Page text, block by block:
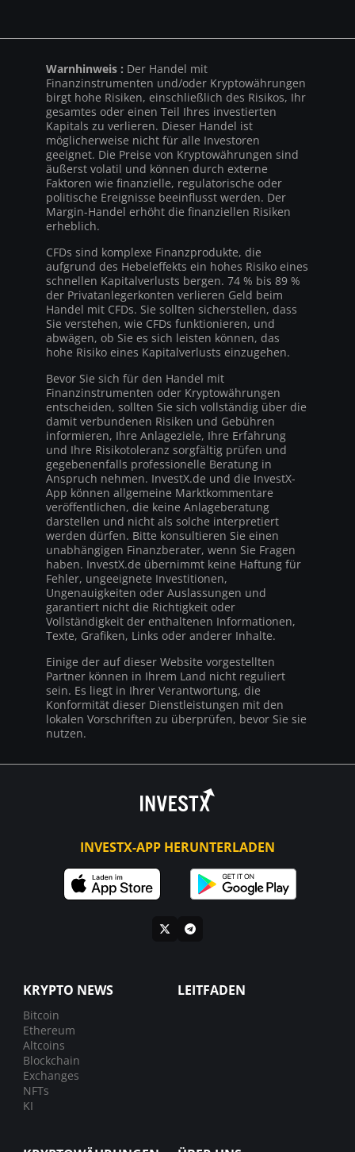
Warnhinweis : Der Handel mit
Finanzinstrumenten und/oder Kryptowährungen
birgt hohe Risiken, einschließlich des Risikos, Ihr
gesamtes oder einen Teil Ihres investierten
Kapitals zu verlieren. Dieser Handel ist
möglicherweise nicht für alle Investoren
geeignet. Die Preise von Kryptowährungen sind
äußerst volatil und können durch externe
Faktoren wie finanzielle, regulatorische oder
politische Ereignisse beeinflusst werden. Der
Margin-Handel erhöht die finanziellen Risiken
erheblich.
CFDs sind komplexe Finanzprodukte, die
aufgrund des Hebeleffekts ein hohes Risiko eines
schnellen Kapitalverlusts bergen. 74 % bis 89 %
der Privatanlegerkonten verlieren Geld beim
Handel mit CFDs. Sie sollten sicherstellen, dass
Sie verstehen, wie CFDs funktionieren, und
abwägen, ob Sie es sich leisten können, das
hohe Risiko eines Kapitalverlusts einzugehen.
Bevor Sie sich für den Handel mit
Finanzinstrumenten oder Kryptowährungen
entscheiden, sollten Sie sich vollständig über die
damit verbundenen Risiken und Gebühren
informieren, Ihre Anlageziele, Ihre Erfahrung
und Ihre Risikotoleranz sorgfältig prüfen und
gegebenenfalls professionelle Beratung in
Anspruch nehmen. InvestX.de und die InvestX-
App können allgemeine Marktkommentare
veröffentlichen, die keine Anlageberatung
darstellen und nicht als solche interpretiert
werden dürfen. Bitte konsultieren Sie einen
unabhängigen Finanzberater, wenn Sie Fragen
haben. InvestX.de übernimmt keine Haftung für
Fehler, ungeeignete Investitionen,
Ungenauigkeiten oder Auslassungen und
garantiert nicht die Richtigkeit oder
Vollständigkeit der enthaltenen Informationen,
Texte, Grafiken, Links oder anderer Inhalte.
Einige der auf dieser Website vorgestellten
Partner können in Ihrem Land nicht reguliert
sein. Es liegt in Ihrer Verantwortung, die
Konformität dieser Dienstleistungen mit den
lokalen Vorschriften zu überprüfen, bevor Sie sie
nutzen.
INVESTX-APP HERUNTERLADEN
KRYPTO NEWS
Bitcoin
Ethereum
Altcoins
Blockchain
Exchanges
NFTs
KI
LEITFADEN